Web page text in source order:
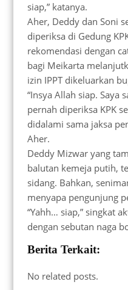
siap,” katanya.
Aher, Deddy dan Soni
diperiksa di Gedung
rekomendasi dengan
bagi Meikarta
izin IPPT dikeluarkan
“Insya Allah siap. Saya
pernah diperiksa KPK
didalami sama jaksa
Aher.
Deddy Mizwar yang
balutan kemeja putih,
sidang. Bahkan,
menyapa pengunjung
“Yahh… siap,” singkat
dengan sebutan naga
Berita Terkait:
No related posts.